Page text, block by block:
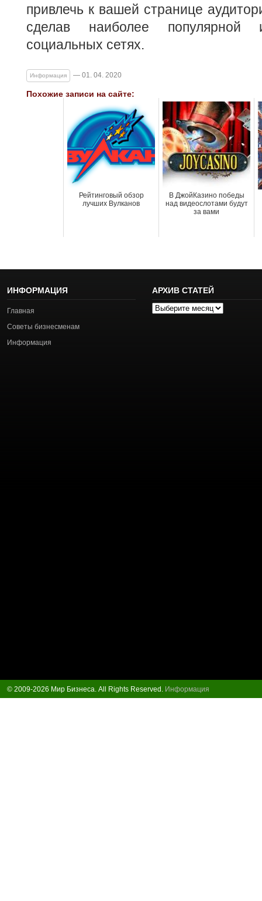
привлечь к вашей странице
сделав наиболее
социальных сетях.
Информация — 01. 04. 2020
Похожие записи на сайте:
Рейтинговый обзор
лучших Вулканов
В ДжойКазино победы
над видеослотами будут
за вами
ИНФОРМАЦИЯ
Главная
Советы бизнесменам
Информация
АРХИВ СТАТЕЙ
Архив
© 2009-2026 Мир Бизнеса. All Rights Reserved. Информация